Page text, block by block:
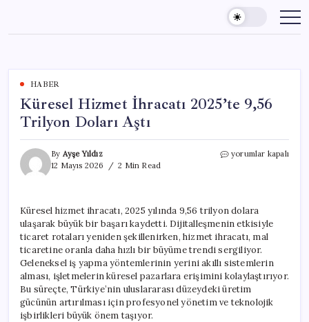
content
HABER
Küresel Hizmet İhracatı 2025’te 9,56
Trilyon Doları Aştı
By Ayşe Yıldız
12 Mayıs 2026
2 Min Read
Küresel
Trilyon
Doları
Aştı
için
yorumlar kapalı
Küresel hizmet ihracatı, 2025 yılında 9,56 trilyon dolara
ulaşarak büyük bir başarı kaydetti. Dijitalleşmenin etkisiyle
ticaret rotaları yeniden şekillenirken, hizmet ihracatı, mal
ticaretine oranla daha hızlı bir büyüme trendi sergiliyor.
Geleneksel iş yapma yöntemlerinin yerini akıllı sistemlerin
alması, işletmelerin küresel pazarlara erişimini kolaylaştırıyor.
Bu süreçte, Türkiye’nin uluslararası düzeydeki üretim
gücünün artırılması için profesyonel yönetim ve teknolojik
işbirlikleri büyük önem taşıyor.